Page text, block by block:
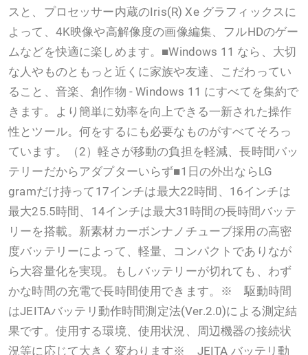
スと、プロセッサー内蔵のIris(R) Xe グラフィックスに
よって、4K映像や高解像度の画像編集、フルHDのゲー
ムなどを快適に楽しめます。■Windows 11 なら、大切
な人やものともっと近くに家族や友達、こだわってい
ること、音楽、創作物 - Windows 11 にすべてを集約で
きます。より簡単に効率を向上できる一新された操作
性とツール。何をするにも必要なものがすべてそろっ
ています。（2）軽さが移動の負担を軽減、長時間バッ
テリーだからアダプターいらず■1日の外出ならLG
gramだけ持って17インチは最大22時間、16インチは
最大25.5時間、14インチは最大31時間の長時間バッテ
リーを搭載。新素材カーボンナノチューブ採用の高密
度バッテリーによって、軽量、コンパクトでありなが
ら大容量化を実現。もしバッテリーが切れても、わず
かな時間の充電で長時間使用できます。※ 駆動時間
はJEITAバッテリ動作時間測定法(Ver.2.0)による測定結
果です。使用する環境、使用状況、周辺機器の接続状
況等に応じて大きく変わります※ JEITA バッテリ動